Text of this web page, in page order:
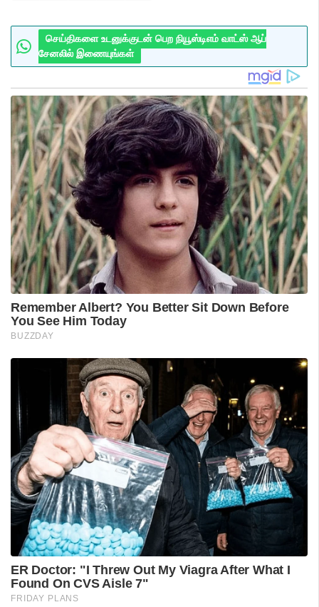
செய்திகளை உடனுக்குடன் பெற நியூஸ்டிஎம் வாட்ஸ் ஆப்
சேனலில் இணையுங்கள்